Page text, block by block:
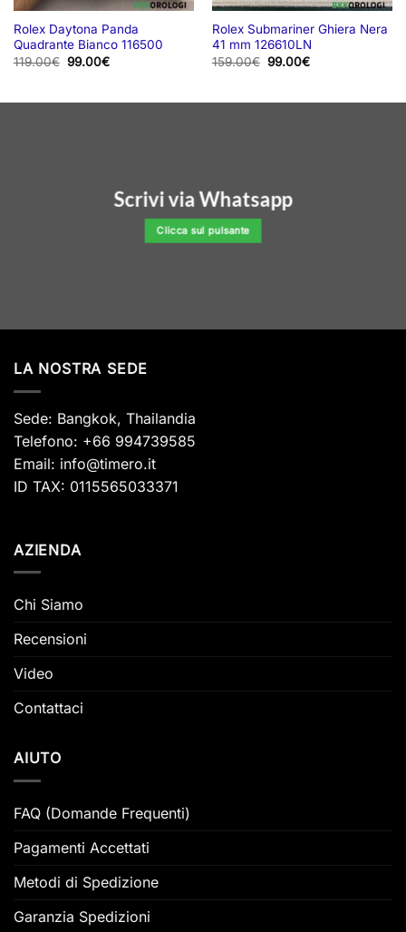
Rolex Daytona Panda
Quadrante Bianco 116500
119.00€ Il
119.00€.
99.00€Il
99.00€.
Rolex Submariner Ghiera Nera
41 mm 126610LN
159.00€ Il
159.00€.
99.00€Il
99.00€.
Scrivi via Whatsapp
Clicca sul pulsante
LA NOSTRA SEDE
Sede: Bangkok, Thailandia
Telefono: +66 994739585
Email: info@timero.it
ID TAX: 0115565033371
AZIENDA
Chi Siamo
Recensioni
Video
Contattaci
AIUTO
FAQ (Domande Frequenti)
Pagamenti Accettati
Metodi di Spedizione
Garanzia Spedizioni